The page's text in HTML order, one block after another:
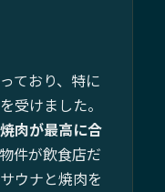
ており、特に
受けました。
肉が最高に合
件が飲食店だ
ウナと焼肉を